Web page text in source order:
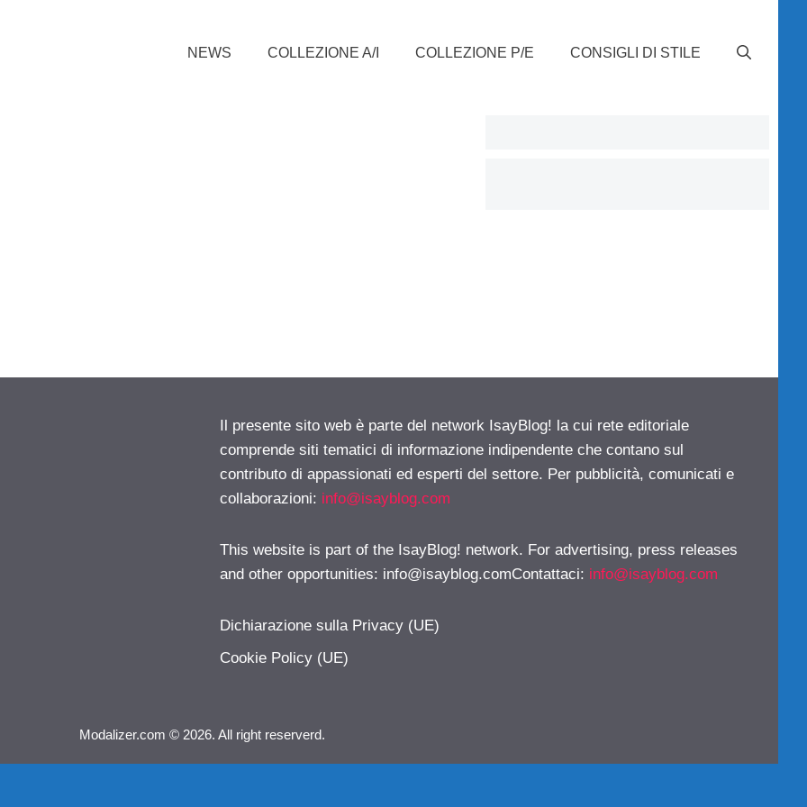
NEWS COLLEZIONE A/I COLLEZIONE P/E CONSIGLI DI STILE
Il presente sito web è parte del network IsayBlog! la cui rete editoriale
comprende siti tematici di informazione indipendente che contano sul
contributo di appassionati ed esperti del settore. Per pubblicità, comunicati e
collaborazioni: info@isayblog.com
This website is part of the IsayBlog! network. For advertising, press releases
and other opportunities: info@isayblog.comContattaci: info@isayblog.com
Dichiarazione sulla Privacy (UE)
Cookie Policy (UE)
Modalizer.com © 2026. All right reserverd.